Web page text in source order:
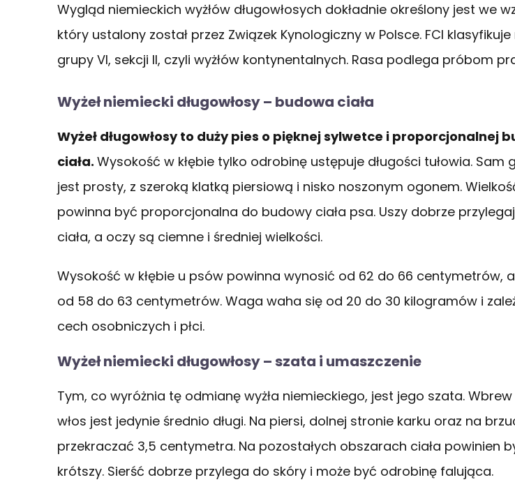
Wygląd niemieckich wyżłów długowłosych dokładnie określony jest we
który ustalony został przez Związek Kynologiczny w Polsce. FCI
grupy VI, sekcji II, czyli wyżłów kontynentalnych. Rasa podlega próbom
Wyżeł niemiecki długowłosy – budowa ciała
Wyżeł długowłosy to duży pies o pięknej sylwetce i proporcjonalnej
ciała. Wysokość w kłębie tylko odrobinę ustępuje długości tułowia. Sam
jest prosty, z szeroką klatką piersiową i nisko noszonym ogonem.
powinna być proporcjonalna do budowy ciała psa. Uszy dobrze
ciała, a oczy są ciemne i średniej wielkości.
Wysokość w kłębie u psów powinna wynosić od 62 do 66 centymetrów,
od 58 do 63 centymetrów. Waga waha się od 20 do 30 kilogramów i
cech osobniczych i płci.
Wyżeł niemiecki długowłosy – szata i umaszczenie
Tym, co wyróżnia tę odmianę wyżła niemieckiego, jest jego szata.
włos jest jedynie średnio długi. Na piersi, dolnej stronie karku oraz na
przekraczać 3,5 centymetra. Na pozostałych obszarach ciała powinien
krótszy. Sierść dobrze przylega do skóry i może być odrobinę falująca.